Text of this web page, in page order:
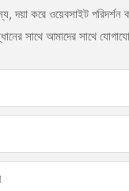
করে ওয়েবসাইট পরিদর্শন
সাথে আমাদের সাথে